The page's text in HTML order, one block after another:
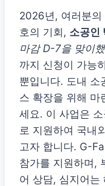
2026년, 여러분의
호의 기회, 소공인
마감 D-7을 맞이
까지 신청이 가능
뿐입니다. 도내 소
스 확장을 위해 마
세요. 이 사업은
로 지원하여 국내
고자 합니다. G-
참가를 지원하며,
어 상담, 심지어는